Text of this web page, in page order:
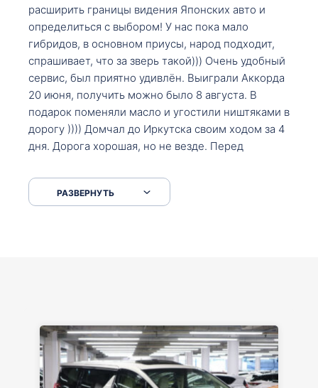
расширить границы видения Японских авто и
определиться с выбором! У нас пока мало
гибридов, в основном приусы, народ подходит,
спрашивает, что за зверь такой))) Очень удобный
сервис, был приятно удивлён. Выиграли Аккорда
20 июня, получить можно было 8 августа. В
подарок поменяли масло и угостили ништяками в
дорогу )))) Домчал до Иркутска своим ходом за 4
дня. Дорога хорошая, но не везде. Перед
серпантинах по пути следования.
РАЗВЕРНУТЬ